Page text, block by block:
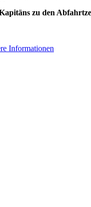
zu den
Informationen